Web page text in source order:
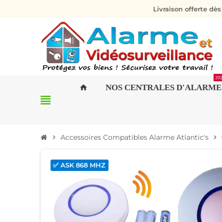
Livraison offerte
view_headline
home NOS CENTRALES D'ALARME
chevron_right Accessoires Compatibles Alarme Atlantic's chevron_right
✅ ASK 868 MHZ